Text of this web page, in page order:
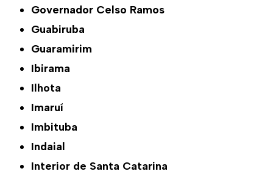
Governador Celso Ramos
Guabiruba
Guaramirim
Ibirama
Ilhota
Imaruí
Imbituba
Indaial
Interior de Santa Catarina